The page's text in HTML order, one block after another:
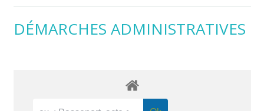
DÉMARCHES ADMINISTRATIVES